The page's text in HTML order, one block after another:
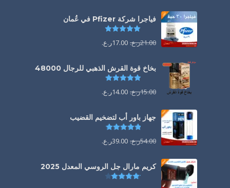
فياجرا شركة Pfizer في عُمان
21.00ر.ع. 17.00ر.ع.
بخاخ قوة القرش الذهبي للرجال 48000
تم التقييم
15.00ر.ع. 14.00ر.ع.
جهاز باور أب لتضخيم القضيب
تم التقييم
54.00ر.ع. 39.00ر.ع.
كريم مارال جل الروسي المعدل 2025
تم التقييم